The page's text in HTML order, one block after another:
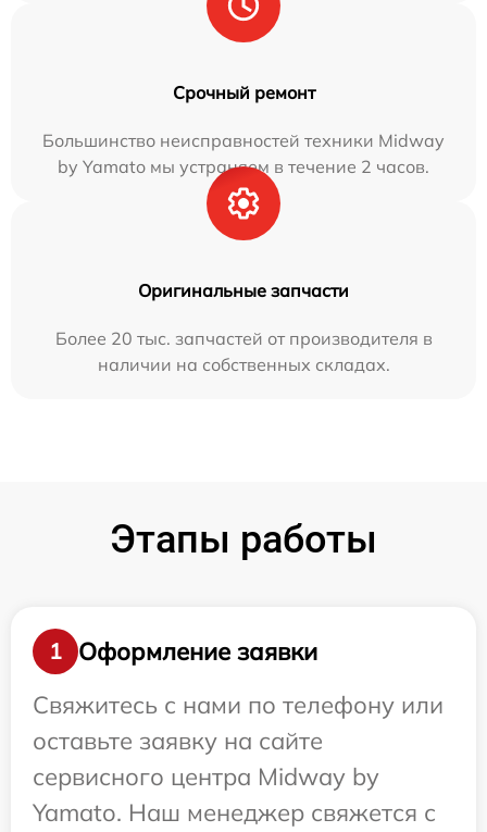
Срочный ремонт
Большинство неисправностей техники Midway
by Yamato мы устраняем в течение 2 часов.
Оригинальные запчасти
Более 20 тыс. запчастей от производителя в
наличии на собственных складах.
Этапы работы
1
Оформление заявки
Свяжитесь с нами по телефону или
оставьте заявку на сайте
сервисного центра Midway by
Yamato. Наш менеджер свяжется с